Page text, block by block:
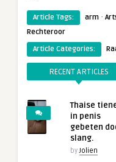
Article Tags: arm ·
Rechteroor
Article Categories:
RECENT ARTICLES
Thaise
in penis
gebeten
slang.
byJolien